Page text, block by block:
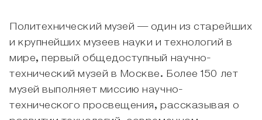
Политехнический музей — один из старейших
и крупнейших музеев науки и технологий в
мире, первый общедоступный научно-
технический музей в Москве. Более 150 лет
музей выполняет миссию научно-
технического просвещения, рассказывая о